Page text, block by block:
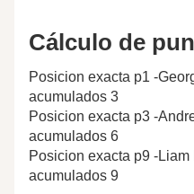
Cálculo de
Posicion exacta p1 -
acumulados 3
Posicion exacta p3 -
acumulados 6
Posicion exacta p9 -
acumulados 9